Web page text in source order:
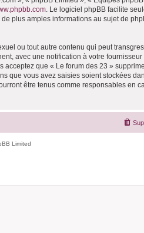
. Le logiciel phpBB facilite
plus amples informations au sujet de
ou tout autre contenu qui peut
avec une notification à votre
que « Le forum des 23 »
que vous avez saisies soient stockées
être tenus comme responsables en
Limited